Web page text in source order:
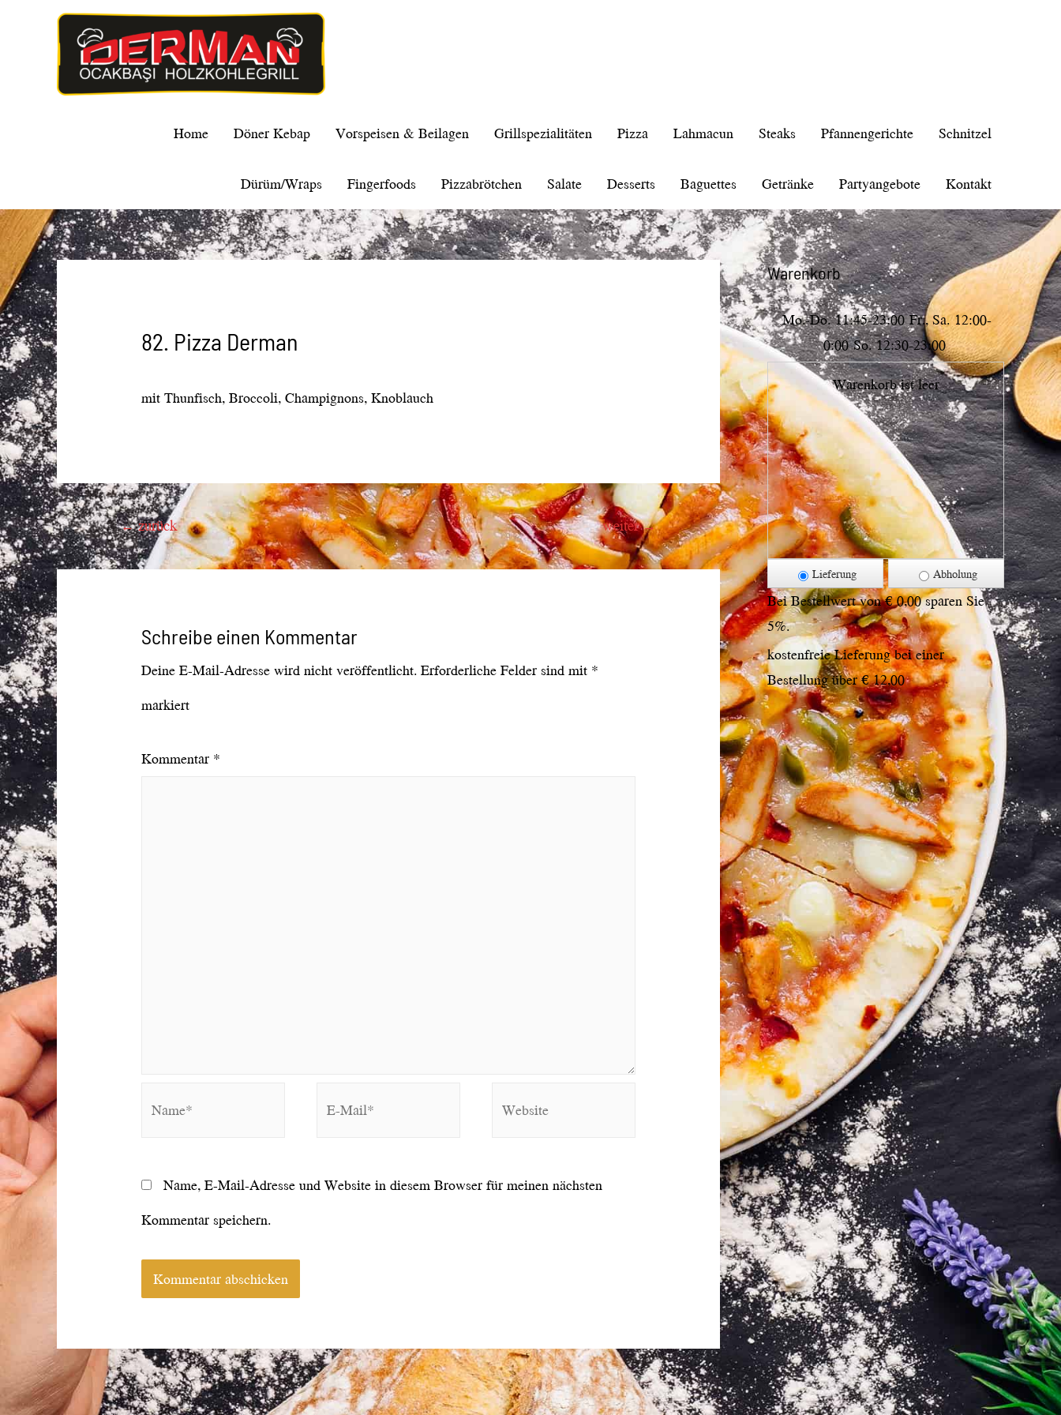
Home Döner Kebap Vorspeisen & Beilagen Grillspezialitäten Pizza Lahmacun Steaks Pfannengerichte Schnitzel
Dürüm/Wraps Fingerfoods Pizzabrötchen Salate Desserts Baguettes Getränke Partyangebote Kontakt
82. Pizza Derman
mit Thunfisch, Broccoli, Champignons, Knoblauch
Beitragsnavigation
←zurück weiter→
Schreibe einen Kommentar
Deine E-Mail-Adresse wird nicht veröffentlicht. Erforderliche Felder sind mit *
markiert
Kommentar *
Name, E-Mail-Adresse und Website in diesem Browser für meinen nächsten
Kommentar speichern.
Warenkorb
Mo.-Do. 11:45-23:00 Fr., Sa. 12:00-
0:00 So. 12:30-23:00
Warenkorb ist leer
Lieferung Abholung
Bei Bestellwert von € 0,00 sparen Sie
5%.
kostenfreie Lieferung bei einer
Bestellung über€ 12,00